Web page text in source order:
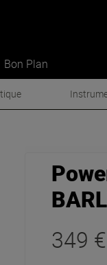
Bon Plan
349 €